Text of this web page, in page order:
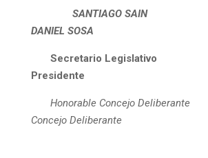
SANTIAGO SAIN
DANIEL SOSA
Secretario
Presidente
Honorable Concejo
Concejo Deliberante